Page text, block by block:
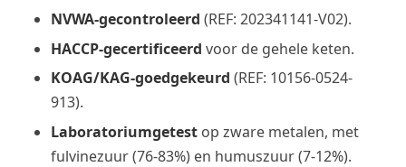
NVWA-gecontroleerd (REF: 202341141-V02).
HACCP-gecertificeerd voor de gehele keten.
KOAG/KAG-goedgekeurd (REF: 10156-0524-
913).
Laboratoriumgetest op zware metalen, met
fulvinezuur (76-83%) en humuszuur (7-12%).